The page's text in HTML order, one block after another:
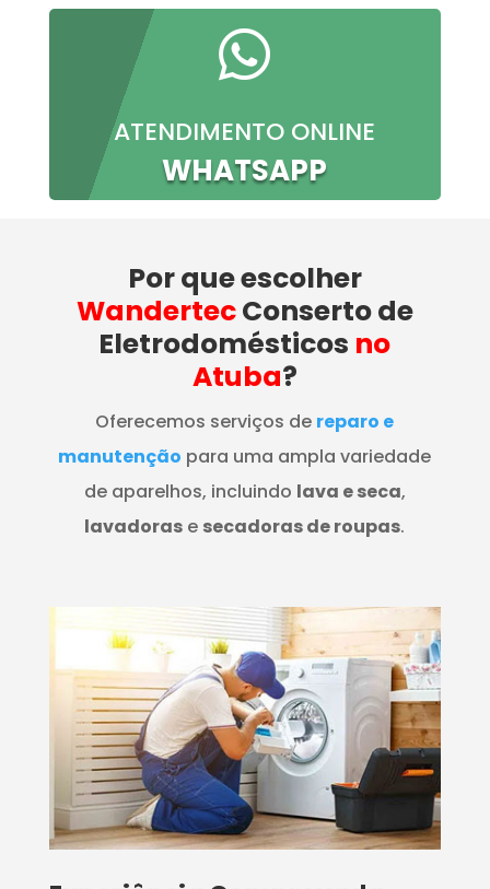

ATENDIMENTO ONLINE
WHATSAPP
Por que escolher
WandertecConserto de
Eletrodomésticos no
Atuba?
Oferecemos serviços de reparo e
manutenção para uma ampla variedade
de aparelhos, incluindo lava e seca,
lavadoras e secadoras de roupas.